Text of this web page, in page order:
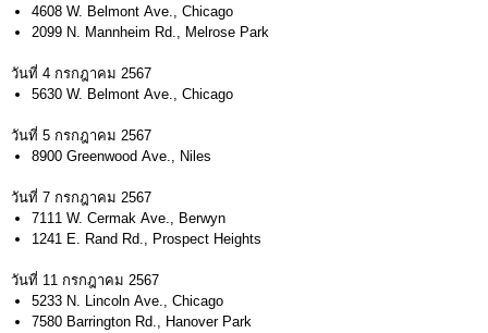
4608 W. Belmont Ave., Chicago
2099 N. Mannheim Rd., Melrose Park
วันที่ 4 กรกฎาคม 2567
5630 W. Belmont Ave., Chicago
วันที่ 5 กรกฎาคม 2567
8900 Greenwood Ave., Niles
วันที่ 7 กรกฎาคม 2567
7111 W. Cermak Ave., Berwyn
1241 E. Rand Rd., Prospect Heights
วันที่ 11 กรกฎาคม 2567
5233 N. Lincoln Ave., Chicago
7580 Barrington Rd., Hanover Park